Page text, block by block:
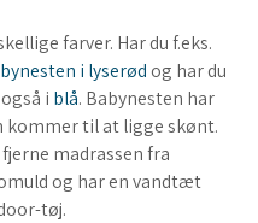
farver. Har du f.eks.
i lyserød og har du
i blå. Babynesten har
kommer til at ligge skønt.
madrassen fra
og har en vandtæt
tøj.